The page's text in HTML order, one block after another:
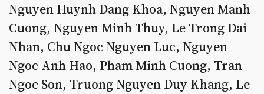
Nguyen Huynh Dang Khoa, Nguyen Manh
Cuong, Nguyen Minh Thuy, Le Trong Dai
Nhan, Chu Ngoc Nguyen Luc, Nguyen
Ngoc Anh Hao, Pham Minh Cuong, Tran
Ngoc Son, Truong Nguyen Duy Khang, Le